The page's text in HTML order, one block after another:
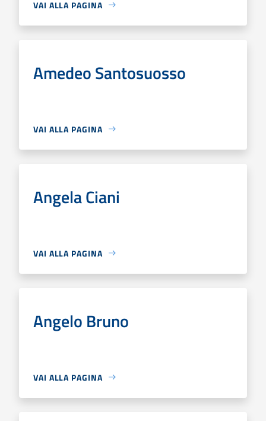
VAI ALLA PAGINA
Amedeo Santosuosso
VAI ALLA PAGINA
Angela Ciani
VAI ALLA PAGINA
Angelo Bruno
VAI ALLA PAGINA